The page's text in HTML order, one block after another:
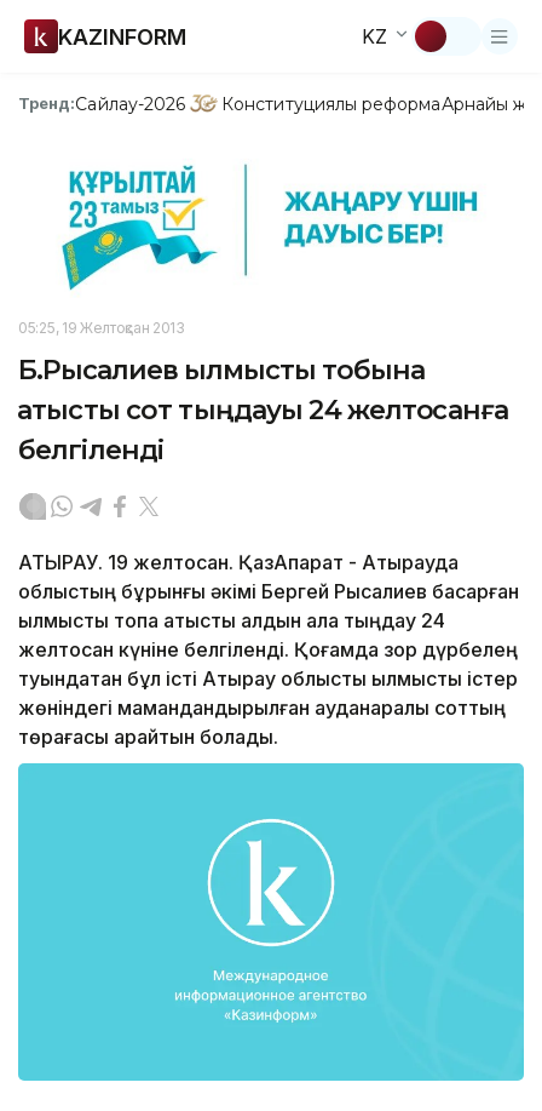
KAZINFORM KZ
Тренд:Сайлау-2026 Конституциялық реформаАрнайы
05:25, 19 Желтоқсан 2013
Б.Рысқалиев қылмыстық тобына
қатысты сот тыңдауы 24 желтоқсанға
белгіленді
АТЫРАУ. 19 желтоқсан. ҚазАқпарат - Атырауда
облыстың бұрынғы әкімі Бергей Рысқалиев басқарған
қылмыстық топқа қатысты алдын ала тыңдау 24
желтоқсан күніне белгіленді. Қоғамда зор дүрбелең
туындатқан бұл істі Атырау облыстық қылмыстық істер
жөніндегі мамандандырылған ауданаралық соттың
төрағасы қарайтын болады.